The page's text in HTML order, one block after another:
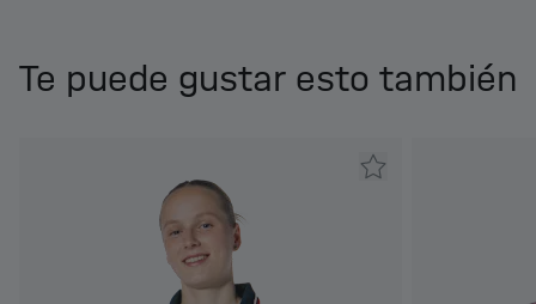
Te puede gustar esto también